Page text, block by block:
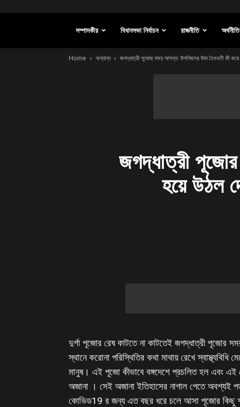
সম্পাদকীয় বিধানসভা নির্বাচন রাজনীতি অর্থনীতি
Home অন্যান্য জগদ্ধাত্রী পূজোর সময় আসন্ন: উপনিষদের উমা হৈমবতী কী করে
জগদ্ধাত্রী
হয়ে উঠল
দুর্গা পূজোর রেষ কাটতে না কাটতেই জগদ্ধাত্রী পূজোর
স্থানে করোনা পরিস্থিতির কথা মাথায় রেখে
মানুষ। এই পূজো কীভাবে বঙ্গদেশে প্রচলিত হল এবং এই
অজানা । সেই অজানা ইতিহাসের নাগাল পেতে অবশ্যই
কোভিড19 র জন্য এত বছর ধরে চলে আসা পূজোর কিছু